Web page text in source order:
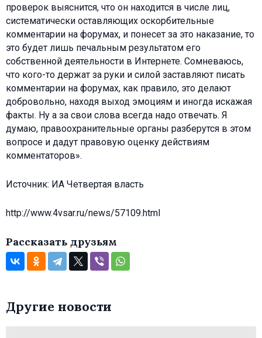
проверок выяснится, что он находится в числе лиц,
систематически оставляющих оскорбительные
комментарии на форумах, и понесет за это наказание, то
это будет лишь печальным результатом его
собственной деятельности в Интернете. Сомневаюсь,
что кого-то держат за руки и силой заставляют писать
комментарии на форумах, как правило, это делают
добровольно, находя выход эмоциям и иногда искажая
факты. Ну а за свои слова всегда надо отвечать. Я
думаю, правоохранительные органы разберутся в этом
вопросе и дадут правовую оценку действиям
комментаторов».
Источник: ИА Четвертая власть
http://www.4vsar.ru/news/57109.html
Рассказать друзьям
Другие новости